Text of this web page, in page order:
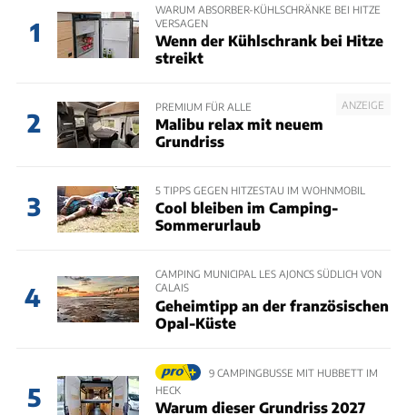
1
WARUM ABSORBER-KÜHLSCHRÄNKE BEI HITZE
VERSAGEN
Wenn der Kühlschrank bei Hitze
streikt
2
ANZEIGE
PREMIUM FÜR ALLE
Malibu relax mit neuem
Grundriss
3
5 TIPPS GEGEN HITZESTAU IM WOHNMOBIL
Cool bleiben im Camping-
Sommerurlaub
4
CAMPING MUNICIPAL LES AJONCS SÜDLICH VON
CALAIS
Geheimtipp an der französischen
Opal-Küste
5
9 CAMPINGBUSSE MIT HUBBETT IM
HECK
Warum dieser Grundriss 2027